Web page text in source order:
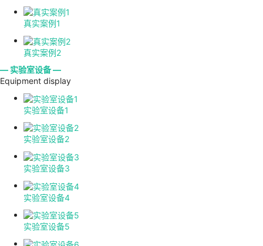
真实案例1
真实案例2
— 实验室设备 —
Equipment display
实验室设备1
实验室设备2
实验室设备3
实验室设备4
实验室设备5